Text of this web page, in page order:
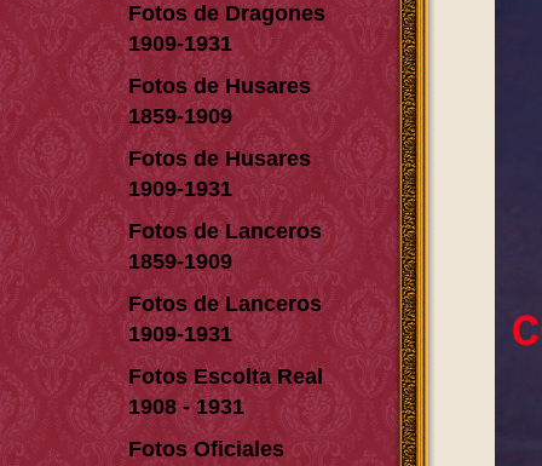
Fotos de Dragones
1909-1931
Fotos de Husares
1859-1909
Fotos de Husares
1909-1931
Fotos de Lanceros
1859-1909
Fotos de Lanceros
1909-1931
Fotos Escolta Real
1908 - 1931
Fotos Oficiales